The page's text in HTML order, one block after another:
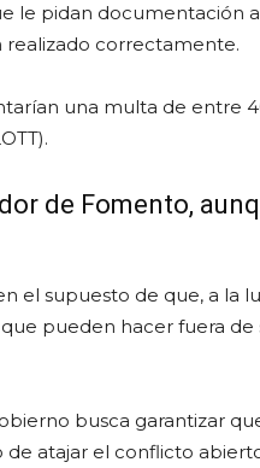
le pidan documentación
realizado correctamente.
una multa de entre
de Fomento,
el supuesto de que, a la
pueden hacer fuera de
busca garantizar
atajar el conflicto